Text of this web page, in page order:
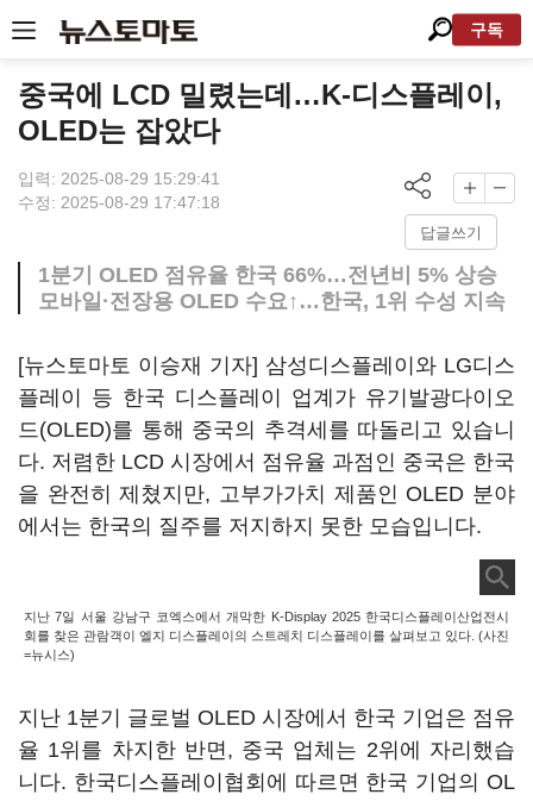
구독
중국에 LCD 밀렸는데…K-디스플레이,
OLED는 잡았다
입력: 2025-08-29 15:29:41
수정: 2025-08-29 17:47:18
답글쓰기
1분기 OLED 점유율 한국 66%…전년비 5% 상승
모바일·전장용 OLED 수요↑…한국, 1위 수성 지속
[뉴스토마토 이승재 기자] 삼성디스플레이와 LG디스
플레이 등 한국 디스플레이 업계가 유기발광다이오
드(OLED)를 통해 중국의 추격세를 따돌리고 있습니
다. 저렴한 LCD 시장에서 점유율 과점인 중국은 한국
을 완전히 제쳤지만, 고부가가치 제품인 OLED 분야
에서는 한국의 질주를 저지하지 못한 모습입니다.
지난 7일 서울 강남구 코엑스에서 개막한 K-Display 2025 한국디스플레이산업전시
회를 찾은 관람객이 엘지 디스플레이의 스트레치 디스플레이를 살펴보고 있다. (사진
=뉴시스)
지난 1분기 글로벌 OLED 시장에서 한국 기업은 점유
율 1위를 차지한 반면, 중국 업체는 2위에 자리했습
니다. 한국디스플레이협회에 따르면 한국 기업의 OL